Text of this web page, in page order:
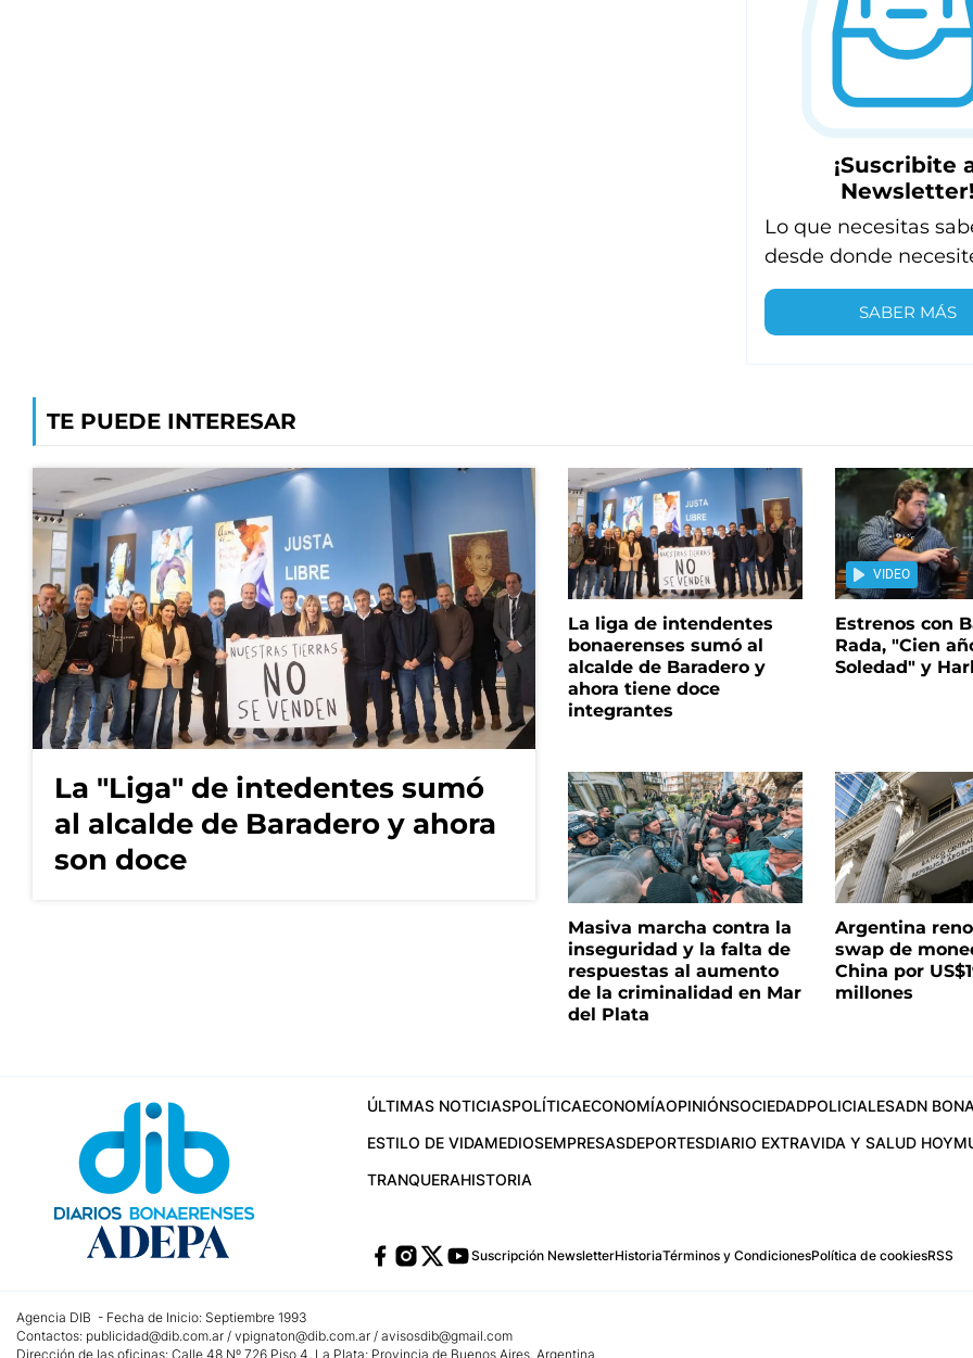
¡Suscribite
Newsletter!
Lo que necesitas
desde donde
SABER MÁS
TE PUEDE INTERESAR
La "Liga" de intedentes sumó
al alcalde de Baradero y ahora
son doce
La liga de intendentes
bonaerenses sumó al
alcalde de Baradero y
ahora tiene doce
integrantes
VIDEO
Estrenos con
Rada, "Cien
Soledad" y
Masiva marcha contra la
inseguridad y la falta de
respuestas al aumento
de la criminalidad en Mar
del Plata
Argentina
swap de
China por
millones
ÚLTIMAS NOTICIASPOLÍTICAECONOMÍAOPINIÓNSOCIEDADPOLICIALESADN
ESTILO DE VIDAMEDIOSEMPRESASDEPORTESDIARIO EXTRAVIDA Y SALUD HOY
TRANQUERAHISTORIA
Suscripción NewsletterHistoriaTérminos y CondicionesPolítica de cookiesRSS
Agencia DIB - Fecha de Inicio: Septiembre 1993
Contactos: publicidad@dib.com.ar / vpignaton@dib.com.ar / avisosdib@gmail.com
Dirección de las oficinas: Calle 48 Nº 726 Piso 4, La Plata; Provincia de Buenos Aires, Argentina